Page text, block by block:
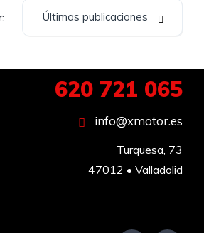
Últimas publicaciones
620 721 065
info@xmotor.es
Turquesa, 73
47012 • Valladolid